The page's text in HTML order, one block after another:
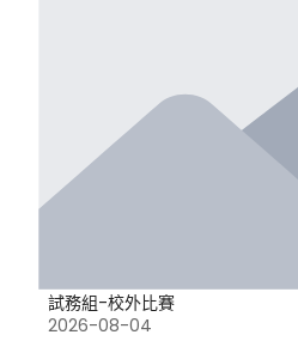
試務組-校外比賽
2026-08-04